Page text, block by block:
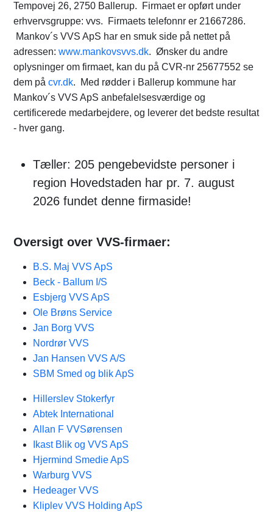
Tempovej 26, 2750 Ballerup. Firmaet er opført under
erhvervsgruppe: vvs. Firmaets telefonnr er 21667286.
Mankov´s VVS ApS har en smuk side på nettet på
adressen: www.mankovsvvs.dk. Ønsker du andre
oplysninger om firmaet, kan du på CVR-nr 25677552 se
dem på cvr.dk. Med rødder i Ballerup kommune har
Mankov´s VVS ApS anbefalelsesværdige og
certificerede medarbejdere, og leverer det bedste resultat
- hver gang.
Tæller: 205 pengebevidste personer i
region Hovedstaden har pr. 7. august
2026 fundet denne firmaside!
Oversigt over VVS-firmaer:
B.S. Maj VVS ApS
Beck - Ballum I/S
Esbjerg VVS ApS
Ole Brøns Service
Jan Borg VVS
Nordrør VVS
Jan Hansen VVS A/S
SBM Smed og blik ApS
Hillerslev Stokerfyr
Abtek International
Allan F VVSørensen
Ikast Blik og VVS ApS
Hjermind Smedie ApS
Warburg VVS
Hedeager VVS
Kliplev VVS Holding ApS